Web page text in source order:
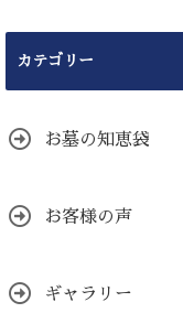
カテゴリー
お墓の知恵袋
お客様の声
ギャラリー